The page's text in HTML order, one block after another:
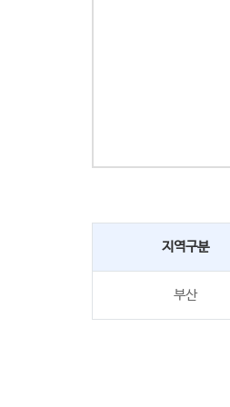
지역구분
부산